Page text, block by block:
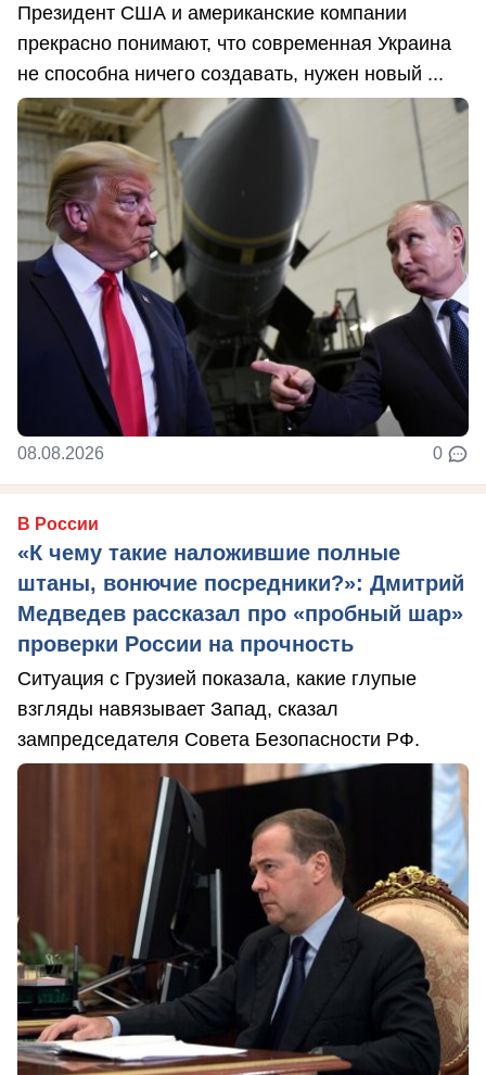
Президент США и американские компании
прекрасно понимают, что современная Украина
не способна ничего создавать, нужен новый ...
08.08.2026 0
В России
«К чему такие наложившие полные
штаны, вонючие посредники?»: Дмитрий
Медведев рассказал про «пробный шар»
проверки России на прочность
Ситуация с Грузией показала, какие глупые
взгляды навязывает Запад, сказал
зампредседателя Совета Безопасности РФ.